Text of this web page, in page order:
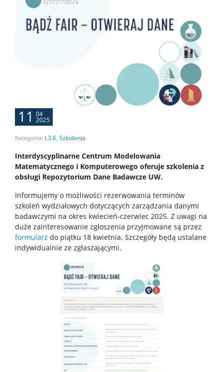
11 04
2025
Kategoria: I.3.6, Szkolenia
Interdyscyplinarne Centrum Modelowania
Matematycznego i Komputerowego oferuje szkolenia z
obsługi Repozytorium Dane Badawcze UW.
Informujemy o możliwości rezerwowania terminów
szkoleń wydziałowych dotyczących zarządzania danymi
badawczymi na okres kwiecień-czerwiec 2025. Z uwagi na
duże zainteresowanie zgłoszenia przyjmowane są przez
formularz do piątku 18 kwietnia. Szczegóły będą ustalane
indywidualnie ze zgłaszającymi.